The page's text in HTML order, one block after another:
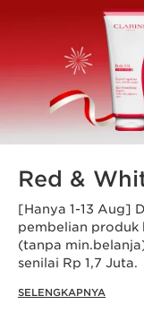
Red &
[Hanya 1-13 Aug]
pembelian produk
(tanpa
senilai Rp 1,7 Juta.
SELENGKAPNYA